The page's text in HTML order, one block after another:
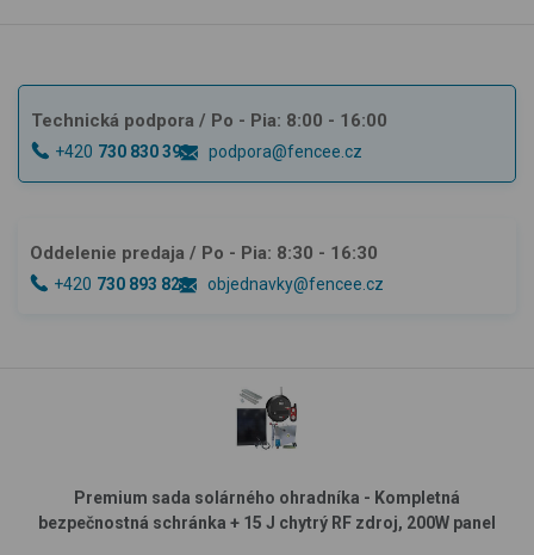
Technická podpora / Po - Pia: 8:00 - 16:00
+420 730 830 393 podpora@fencee.cz
Oddelenie predaja / Po - Pia: 8:30 - 16:30
+420 730 893 828 objednavky@fencee.cz
Premium sada solárného ohradníka - Kompletná
bezpečnostná schránka + 15 J chytrý RF zdroj, 200W panel